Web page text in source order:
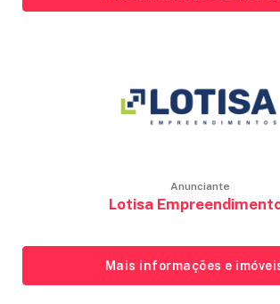
Anunciante
Lotisa
Mais informações e